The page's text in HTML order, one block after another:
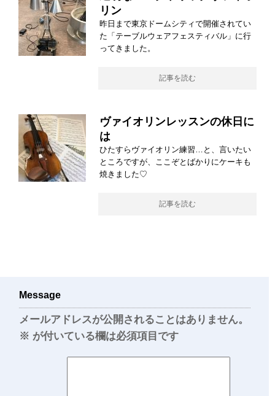
リン
昨日まで東京ドームシティで開催されてい
た「テーブルウェアフェスティバル」に行
ってきました。
記事を読む
ヴァイオリンレッスンの休日に
は
ひたすらヴァイオリン練習…と、言いたい
ところですが、ここぞとばかりにケーキも
焼きました♡
記事を読む
Message
メールアドレスが公開されることはありません。
※ が付いている欄は必須項目です